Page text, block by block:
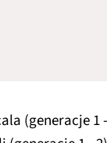
(generacje 1 -
(generacje 1 - 2),